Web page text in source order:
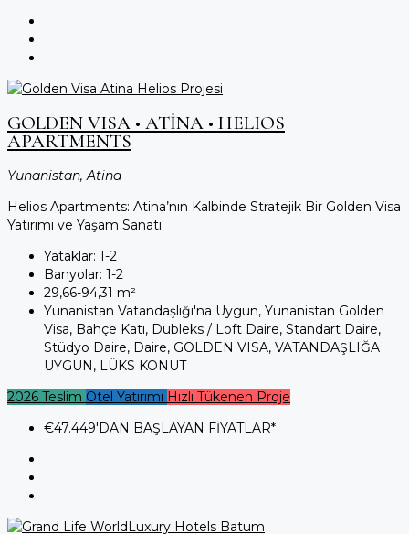
GOLDEN VISA • ATİNA • HELIOS
APARTMENTS
Yunanistan, Atina
Helios Apartments: Atina’nın Kalbinde Stratejik Bir Golden Visa
Yatırımı ve Yaşam Sanatı
Yataklar: 1-2
Banyolar: 1-2
29,66-94,31 m²
Yunanistan Vatandaşlığı'na Uygun, Yunanistan Golden
Visa, Bahçe Katı, Dubleks / Loft Daire, Standart Daire,
Stüdyo Daire, Daire, GOLDEN VISA, VATANDAŞLIĞA
UYGUN, LÜKS KONUT
2026 Teslim Otel Yatırımı Hızlı Tükenen Proje
€47.449'DAN BAŞLAYAN FİYATLAR*